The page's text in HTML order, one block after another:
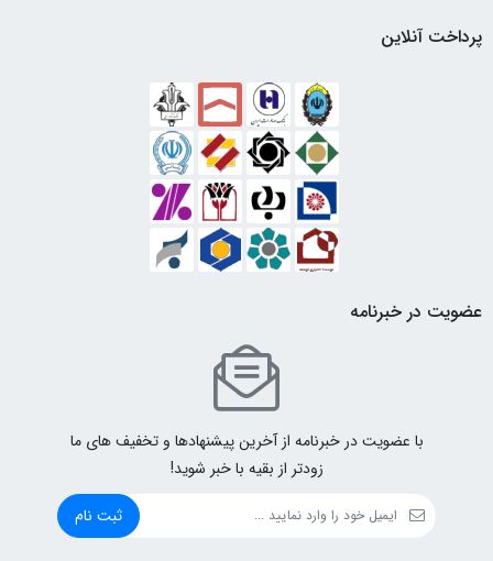
پرداخت آنلاین
عضویت در خبرنامه
با عضویت در خبرنامه از آخرین پیشنهادها و تخفیف های ما
زودتر از بقیه با خبر شوید!
ثبت نام